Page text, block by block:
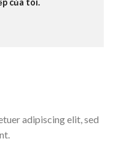
adipiscing elit, sed